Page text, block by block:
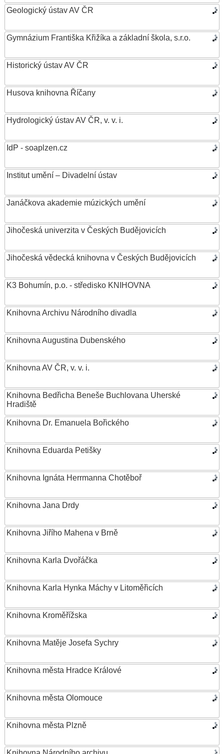
Geologický ústav AV ČR
Gymnázium Františka Křižíka a základní škola, s.r.o.
Historický ústav AV ČR
Husova knihovna Říčany
Hydrologický ústav AV ČR, v. v. i.
IdP - soaplzen.cz
Institut umění – Divadelní ústav
Janáčkova akademie múzických umění
Jihočeská univerzita v Českých Budějovicích
Jihočeská vědecká knihovna v Českých Budějovicích
K3 Bohumín, p.o. - středisko KNIHOVNA
Knihovna Archivu Národního divadla
Knihovna Augustina Dubenského
Knihovna AV ČR, v. v. i.
Knihovna Bedřicha Beneše Buchlovana Uherské
Hradiště
Knihovna Dr. Emanuela Bořického
Knihovna Eduarda Petišky
Knihovna Ignáta Herrmanna Chotěboř
Knihovna Jana Drdy
Knihovna Jiřího Mahena v Brně
Knihovna Karla Dvořáčka
Knihovna Karla Hynka Máchy v Litoměřicích
Knihovna Kroměřížska
Knihovna Matěje Josefa Sychry
Knihovna města Hradce Králové
Knihovna města Olomouce
Knihovna města Plzně